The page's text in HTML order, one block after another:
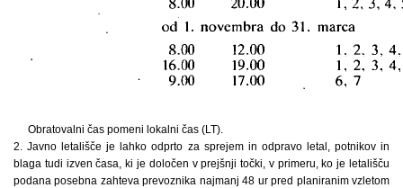
Obratovalni čas pomeni lokalni čas (LT).
2. Javno letališče je lahko odprto za sprejem in odpravo letal, potnikov in
blaga tudi izven časa, ki je določen v prejšnji točki, v primeru, ko je letališču
podana posebna zahteva prevoznika najmanj 48 ur pred planiranim vzletom